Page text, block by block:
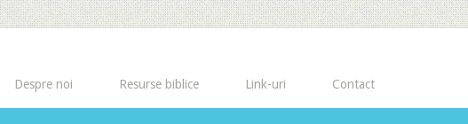
Despre noi Resurse biblice Link-uri Contact